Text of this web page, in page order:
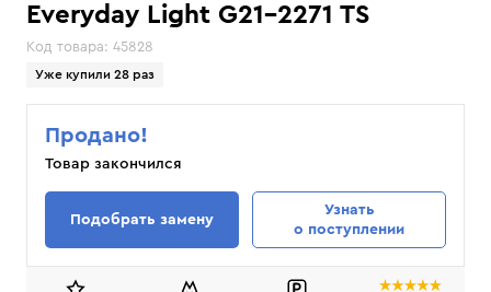
Everyday Light G21-2271 TS
Код товара: 45828
Уже купили 28 раз
Продано!
Товар закончился
Подобрать замену
Узнать
о поступлении